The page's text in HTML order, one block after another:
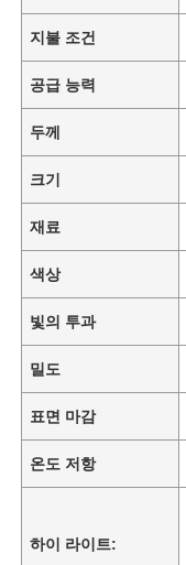
지불 조건
공급 능력
두께
크기
재료
색상
빛의 투과
밀도
표면 마감
온도 저항
하이 라이트: